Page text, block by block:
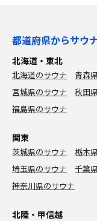
都道府県からサウ
北海道・東北
北海道のサウナ 青森
宮城県のサウナ
秋田
福島県のサウナ
関東
茨城県のサウナ 栃木
埼玉県のサウナ
千葉
神奈川県のサウナ
北陸・甲信越